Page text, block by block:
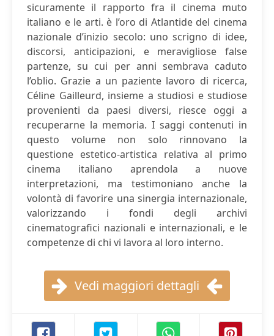
sicuramente il rapporto fra il cinema muto
italiano e le arti. è l’oro di Atlantide del cinema
nazionale d’inizio secolo: uno scrigno di idee,
discorsi, anticipazioni, e meravigliose false
partenze, su cui per anni sembrava caduto
l’oblio. Grazie a un paziente lavoro di ricerca,
Céline Gailleurd, insieme a studiosi e studiose
provenienti da paesi diversi, riesce oggi a
recuperarne la memoria. I saggi contenuti in
questo volume non solo rinnovano la
questione estetico-artistica relativa al primo
cinema italiano aprendola a nuove
interpretazioni, ma testimoniano anche la
volontà di favorire una sinergia internazionale,
valorizzando i fondi degli archivi
cinematografici nazionali e internazionali, e le
competenze di chi vi lavora al loro interno.
Vedi maggiori dettagli